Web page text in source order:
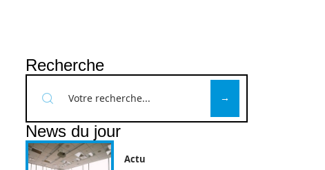
Recherche
News du jour
Actu